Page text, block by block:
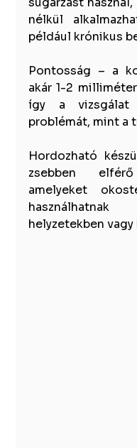
nélkül
például krónikus
Pontosság – a
akár 1-2
így a
problémát, mint a
Hordozható
zsebben
amelyeket
helyzetekben